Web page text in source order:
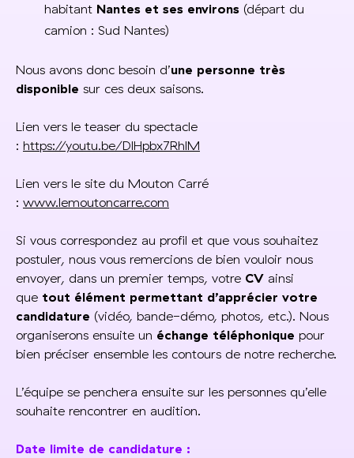
habitant Nantes et ses environs (départ du
camion : Sud Nantes)
Nous avons donc besoin d’une personne très
disponible sur ces deux saisons.
Lien vers le teaser du spectacle
: https://youtu.be/DlHpbx7RhlM
Lien vers le site du Mouton Carré
: www.lemoutoncarre.com
Si vous correspondez au profil et que vous souhaitez
postuler, nous vous remercions de bien vouloir nous
envoyer, dans un premier temps, votre CV ainsi
que tout élément permettant d’apprécier votre
candidature (vidéo, bande-démo, photos, etc.). Nous
organiserons ensuite un échange téléphonique pour
bien préciser ensemble les contours de notre recherche.
L’équipe se penchera ensuite sur les personnes qu’elle
souhaite rencontrer en audition.
Date limite de candidature :